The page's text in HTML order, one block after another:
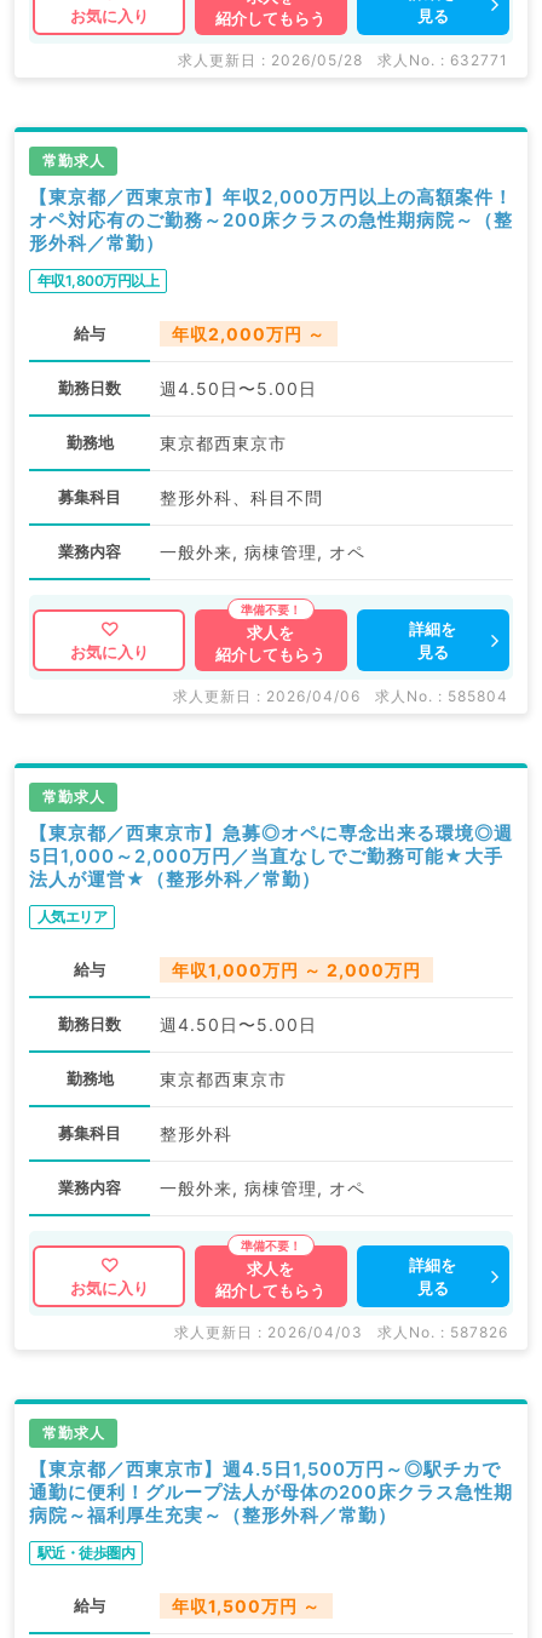
お気に入り
紹介してもらう
見る
求人更新日 : 2026/05/28 求人No. : 632771
常勤求人
【東京都／西東京市】年収2,000万円以上の高額案件！
オペ対応有のご勤務～200床クラスの急性期病院～（整
形外科／常勤）
年収1,800万円以上
給与 年収2,000万円 ～
勤務日数 週4.50日〜5.00日
勤務地 東京都西東京市
募集科目 整形外科、科目不問
業務内容 一般外来, 病棟管理, オペ
お気に入り
求人を
紹介してもらう
詳細を
見る
求人更新日 : 2026/04/06 求人No. : 585804
常勤求人
【東京都／西東京市】急募◎オペに専念出来る環境◎週
5日1,000～2,000万円／当直なしでご勤務可能★大手
法人が運営★（整形外科／常勤）
人気エリア
給与 年収1,000万円 ～ 2,000万円
勤務日数 週4.50日〜5.00日
勤務地 東京都西東京市
募集科目 整形外科
業務内容 一般外来, 病棟管理, オペ
お気に入り
求人を
紹介してもらう
詳細を
見る
求人更新日 : 2026/04/03 求人No. : 587826
常勤求人
【東京都／西東京市】週4.5日1,500万円～◎駅チカで
通勤に便利！グループ法人が母体の200床クラス急性期
病院～福利厚生充実～（整形外科／常勤）
駅近・徒歩圏内
給与 年収1,500万円 ～